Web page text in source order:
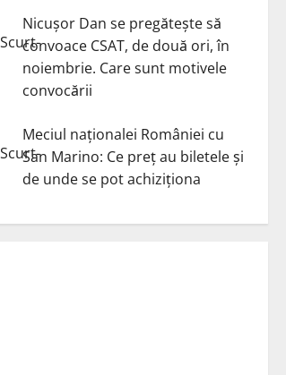
Nicuşor Dan se pregăteşte să
convoace CSAT, de două ori, în
noiembrie. Care sunt motivele
convocării
Meciul naționalei României cu
San Marino: Ce preț au biletele și
de unde se pot achiziționa